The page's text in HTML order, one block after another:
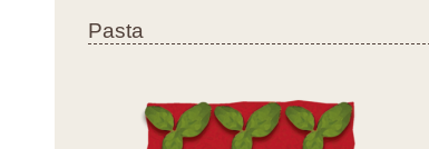
Pasta